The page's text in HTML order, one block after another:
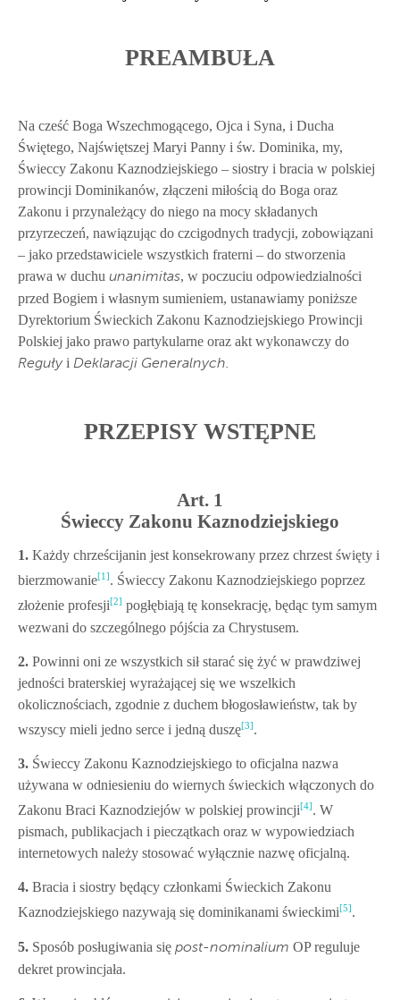
PREAMBUŁA
Na cześć Boga Wszechmogącego, Ojca i Syna, i Ducha
Świętego, Najświętszej Maryi Panny i św. Dominika, my,
Świeccy Zakonu Kaznodziejskiego – siostry i bracia w polskiej
prowincji Dominikanów, złączeni miłością do Boga oraz
Zakonu i przynależący do niego na mocy składanych
przyrzeczeń, nawiązując do czcigodnych tradycji, zobowiązani
– jako przedstawiciele wszystkich fraterni – do stworzenia
prawa w duchu unanimitas, w poczuciu odpowiedzialności
przed Bogiem i własnym sumieniem, ustanawiamy poniższe
Dyrektorium Świeckich Zakonu Kaznodziejskiego Prowincji
Polskiej jako prawo partykularne oraz akt wykonawczy do
Reguły i Deklaracji Generalnych.
PRZEPISY WSTĘPNE
Art. 1
Świeccy Zakonu Kaznodziejskiego
1. Każdy chrześcijanin jest konsekrowany przez chrzest święty i
bierzmowanie[1] . Świeccy Zakonu Kaznodziejskiego poprzez
złożenie profesji[2] pogłębiają tę konsekrację, będąc tym samym
wezwani do szczególnego pójścia za Chrystusem.
2. Powinni oni ze wszystkich sił starać się żyć w prawdziwej
jedności braterskiej wyrażającej się we wszelkich
okolicznościach, zgodnie z duchem błogosławieństw, tak by
wszyscy mieli jedno serce i jedną duszę[3] .
3. Świeccy Zakonu Kaznodziejskiego to oficjalna nazwa
używana w odniesieniu do wiernych świeckich włączonych do
Zakonu Braci Kaznodziejów w polskiej prowincji[4] . W
pismach, publikacjach i pieczątkach oraz w wypowiedziach
internetowych należy stosować wyłącznie nazwę oficjalną.
4. Bracia i siostry będący członkami Świeckich Zakonu
Kaznodziejskiego nazywają się dominikanami świeckimi[5] .
5. Sposób posługiwania się post-nominalium OP reguluje
dekret prowincjała.